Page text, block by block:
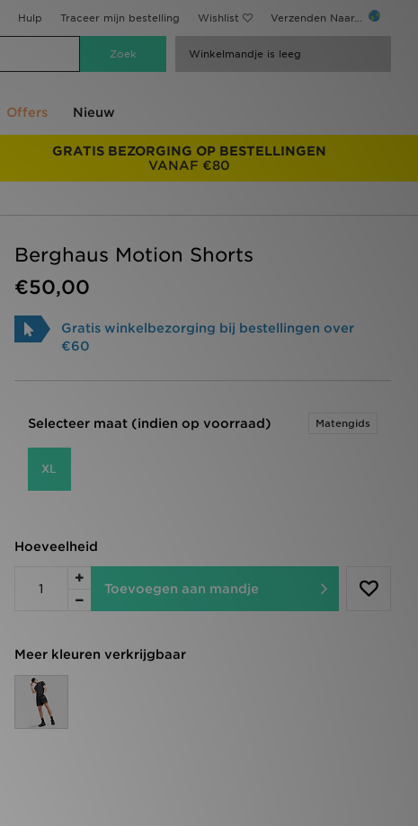
Hulp Traceer mijn bestelling Wishlist Verzenden Naar...
Winkelmandje is leeg
Offers Nieuw
GRATIS BEZORGING OP BESTELLINGEN
VANAF €80
Berghaus Motion Shorts
€50,00
Gratis winkelbezorging bij bestellingen over
€60
Selecteer maat (indien op voorraad) Matengids
XL
Hoeveelheid
Toevoegen aan mandje
Meer kleuren verkrijgbaar